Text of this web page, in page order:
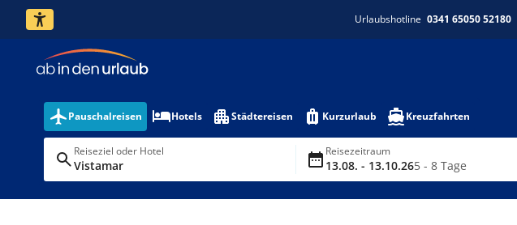
Urlaubshotline 0341 65050 52180
Pauschalreisen Hotels Städtereisen Kurzurlaub Kreuzfahrten
Reiseziel oder Hotel
Vistamar
Reisezeitraum
13.08. - 13.10.265 - 8 Tage